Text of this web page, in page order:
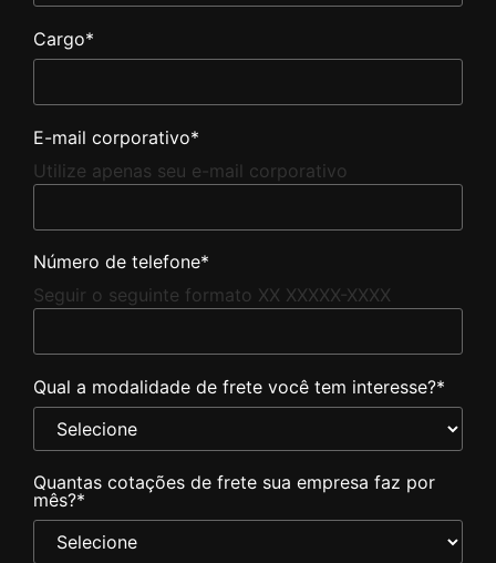
Cargo*
E-mail corporativo*
Utilize apenas seu e-mail corporativo
Número de telefone*
Seguir o seguinte formato XX XXXXX-XXXX
Qual a modalidade de frete você tem interesse?*
Quantas cotações de frete sua empresa faz por
mês?*